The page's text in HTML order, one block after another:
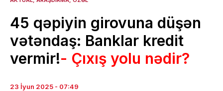
45 qəpiyin girovuna düşən
vətəndaş: Banklar kredit
vermir!- Çıxış yolu nədir?
23 İyun 2025 - 07:49